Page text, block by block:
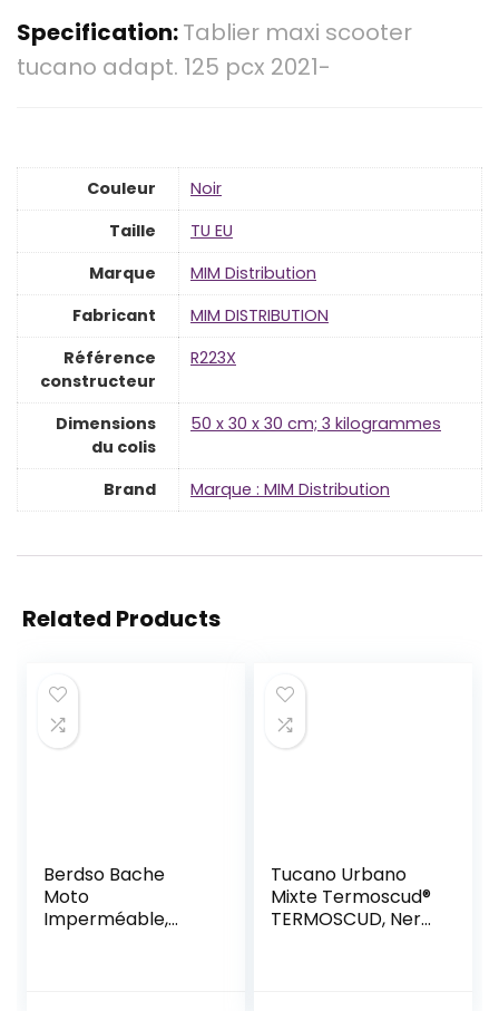
Specification:Tablier maxi scooter
tucano adapt. 125 pcx 2021-
Couleur
‎Noir
Taille
‎TU EU
Marque
‎MIM Distribution
Fabricant
‎MIM DISTRIBUTION
Référence
constructeur
‎R223X
Dimensions
du colis
‎50 x 30 x 30 cm; 3 kilogrammes
Brand Marque : MIM Distribution
Related Products
Berdso Bache
Moto
Imperméable,
Tucano Urbano
Mixte Termoscud®
TERMOSCUD, Nero,